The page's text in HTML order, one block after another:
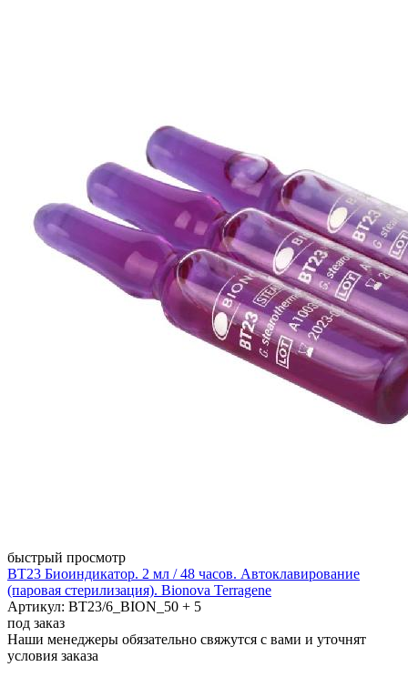
быстрый просмотр
BT23 Биоиндикатор. 2 мл / 48 часов. Автоклавирование
(паровая стерилизация). Bionova Terragene
Артикул: BT23/6_BION_50 + 5
под заказ
Наши менеджеры обязательно свяжутся с вами и уточнят
условия заказа